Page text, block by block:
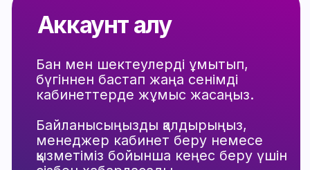
тікелей қосу.
Аккаунттары бар бизнес-
менеджерге сілтеме — жылдам қол
Толық сетап — прокси, антиком және
басқа құралдармен (көбінесе жаңадан
бастаушыларға немесе шығын
материалдарын баптауға уақыт
жарайды).
Қызмет ерекшеліктері: